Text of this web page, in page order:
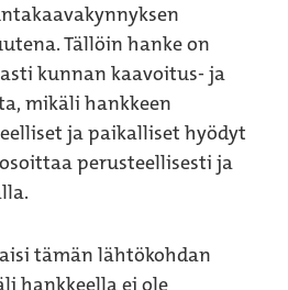
Tällöin hanke on
kunnan kaavoitus- ja
mikäli hankkeen
ja paikalliset hyödyt
perusteellisesti ja
tämän lähtökohdan
hankkeella ei ole